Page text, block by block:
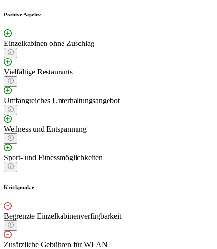
Positive Aspekte
Einzelkabinen ohne Zuschlag
Vielfältige Restaurants
Umfangreiches Unterhaltungsangebot
Wellness und Entspannung
Sport- und Fitnessmöglichkeiten
Kritikpunkte
Begrenzte Einzelkabinenverfügbarkeit
Zusätzliche Gebühren für WLAN